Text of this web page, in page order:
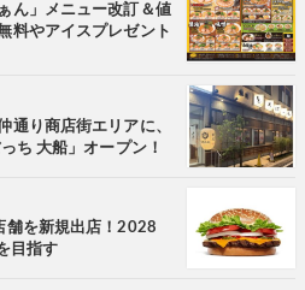
ん」メニュー改訂＆値
料やアイスプレゼント
通り商店街エリアに、
ち 大船」オープン！
舗を新規出店！2028
目指す